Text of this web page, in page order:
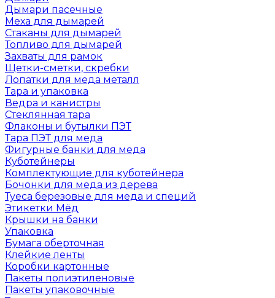
Дымари пасечные
Меха для дымарей
Стаканы для дымарей
Топливо для дымарей
Захваты для рамок
Щетки-сметки, скребки
Лопатки для меда металл
Тара и упаковка
Ведра и канистры
Стеклянная тара
Флаконы и бутылки ПЭТ
Тара ПЭТ для меда
Фигурные банки для меда
Куботейнеры
Комплектующие для куботейнера
Бочонки для меда из дерева
Туеса березовые для меда и специй
Этикетки Мёд
Крышки на банки
Упаковка
Бумага оберточная
Клейкие ленты
Коробки картонные
Пакеты полиэтиленовые
Пакеты упаковочные